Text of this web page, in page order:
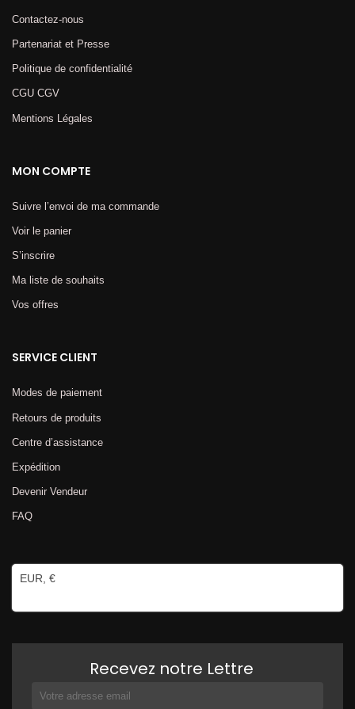
Contactez-nous
Partenariat et Presse
Politique de confidentialité
CGU CGV
Mentions Légales​
MON COMPTE
Suivre l’envoi de ma commande
Voir le panier
S’inscrire
Ma liste de souhaits
Vos offres
SERVICE CLIENT
Modes de paiement
Retours de produits
Centre d’assistance
Expédition
Devenir Vendeur
FAQ
EUR, €
Recevez notre Lettre